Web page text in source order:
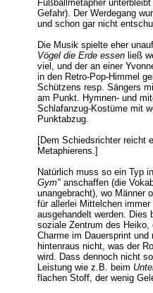
Fußballmetapher
Gefahr). Der Werdegang
und schon gar nicht
Die Musik spielte eher
Vögel die Erde essenließ
viel, und der an einer
in den Retro-Pop-Himmel
Schützens resp. Sängers
am Punkt. Hymnen- und
Schlafanzug-Kostüme mit
Punktabzug.
[Dem Schiedsrichter reicht
Metaphierens.]
Natürlich muss so ein Typ
Gym"anschaffen (die
unangebracht), wo Männer
für allerlei Mittelchen
ausgehandelt werden. Dies
soziale Zentrum des
Charme im Dauersprint
hintenraus nicht, was der
wird. Dass dennoch nicht
Leistung wie z.B. beim
flachen Stoff, der wenig